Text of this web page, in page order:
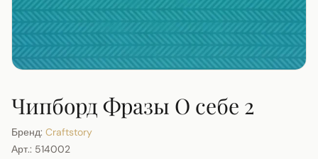
Чипборд Фразы О себе 2
Бренд: Craftstory
Арт.: 514002